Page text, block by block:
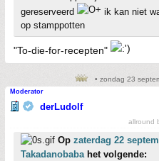
gereserveerd
ik kan niet
op stamppotten
"To-die-for-recepten"
• zondag 23
Moderator
derLudolf
allround
Op zaterdag 22
Takadanobabahet volgende: